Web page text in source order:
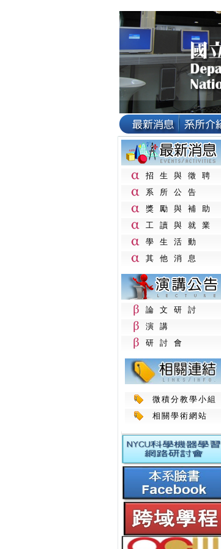
招生與徵聘
系所公告
獎勵與補助
工讀與就業
學生活動
其他消息
論文研討
演講
研討會
微積分教學小組
相關學術網站